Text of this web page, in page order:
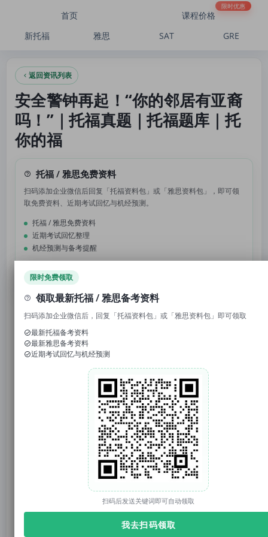
安全警钟再起！“你的邻居有亚裔吗！”｜托福真题｜托福题库｜托你的福
首页 课程价格
限时优惠
新托福 雅思 SAT GRE
返回资讯列表
安全警钟再起！“你的邻居有亚裔
吗！”｜托福真题｜托福题库｜托
你的福
托福 / 雅思免费资料
扫码添加企业微信后回复「托福资料包」或「雅思资料包」，即可领
取免费资料、近期考试回忆与机经预测。
托福 / 雅思免费资料
近期考试回忆整理
机经预测与备考提醒
1. 回复“模考”，免费参加托福/雅思/SAT真题模考
2. 回复考试日期如“0117”，领取考试预测题
3. 回复托福成绩如“托福98”，获得雅思成绩换算
官网：tuonidefu.com.cn
对于美国留学生来说，安全警钟时刻都在响起。
美国移民及海关执法局(ICE)的“挨家挨户查”行动，
成为了新一期“安全事件”的主角，让无数美国亚裔陷
限时免费领取
领取最新托福 / 雅思备考资料
扫码添加企业微信后，回复「托福资料包」或「雅思资料包」即可领取
最新托福备考资料
最新雅思备考资料
近期考试回忆与机经预测
扫码后发送关键词即可自动领取
我去扫码领取